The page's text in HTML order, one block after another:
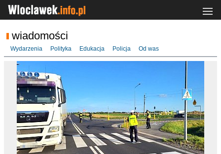
wiadomości
Wydarzenia Polityka Edukacja Policja Od was